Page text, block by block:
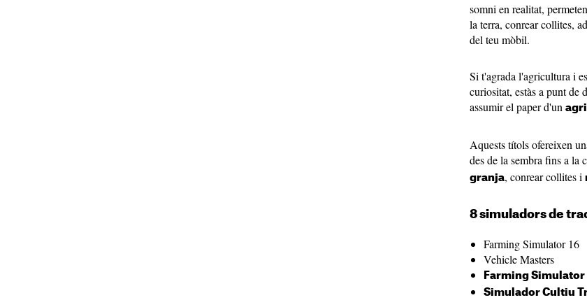
somni en realitat,
la terra, conrear collites,
del teu mòbil.
Si t'agrada l'agricultura i
curiositat, estàs a punt de
assumir el paper d'un
Aquests títols ofereixen
des de la sembra fins a la
granja, conrear collites i
8 simuladors de
Farming Simulator 16
Vehicle Masters
Farming Simulator
Simulador Cultiu